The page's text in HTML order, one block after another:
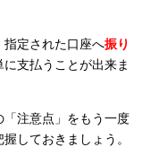
指定された口座へ振り
に支払うことが出来ま
「注意点」をもう一度
しておきましょう。